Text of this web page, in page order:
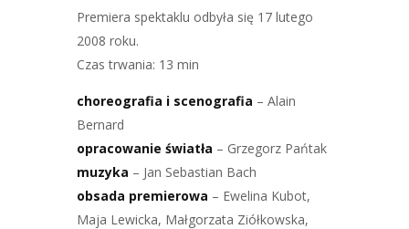
Premiera spektaklu odbyła się 17 lutego
2008 roku.
Czas trwania: 13 min
choreografia i scenografia – Alain
Bernard
opracowanie światła – Grzegorz Pańtak
muzyka – Jan Sebastian Bach
obsada premierowa – Ewelina Kubot,
Maja Lewicka, Małgorzata Ziółkowska,